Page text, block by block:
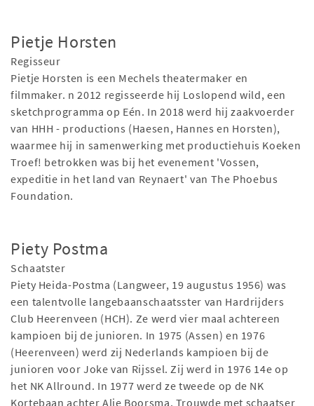
Pietje Horsten
Regisseur
Pietje Horsten is een Mechels theatermaker en
filmmaker. n 2012 regisseerde hij Loslopend wild, een
sketchprogramma op Eén. In 2018 werd hij zaakvoerder
van HHH - productions (Haesen, Hannes en Horsten),
waarmee hij in samenwerking met productiehuis Koeken
Troef! betrokken was bij het evenement 'Vossen,
expeditie in het land van Reynaert' van The Phoebus
Foundation.
Piety Postma
Schaatster
Piety Heida-Postma (Langweer, 19 augustus 1956) was
een talentvolle langebaanschaatsster van Hardrijders
Club Heerenveen (HCH). Ze werd vier maal achtereen
kampioen bij de junioren. In 1975 (Assen) en 1976
(Heerenveen) werd zij Nederlands kampioen bij de
junioren voor Joke van Rijssel. Zij werd in 1976 14e op
het NK Allround. In 1977 werd ze tweede op de NK
Kortebaan achter Alie Boorsma. Trouwde met schaatser